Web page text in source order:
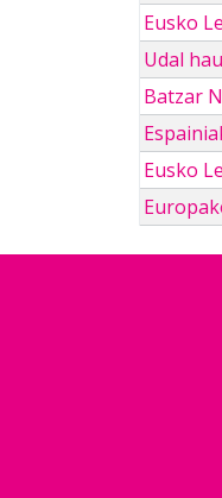
Eusko
Udal
Batzar
Eusko